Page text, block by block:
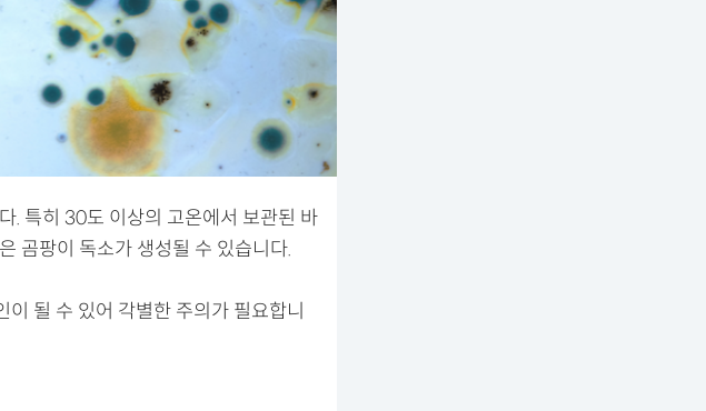
. 특히 30도 이상의 고온에서 보관된 바
곰팡이 독소가 생성될 수 있습니다.
될 수 있어 각별한 주의가 필요합니